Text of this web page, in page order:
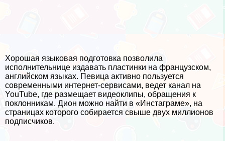
Хорошая языковая подготовка позволила
исполнительнице издавать пластинки на французском,
английском языках. Певица активно пользуется
современными интернет-сервисами, ведет канал на
YouTube, где размещает видеоклипы, обращения к
поклонникам. Дион можно найти в «Инстаграме», на
страницах которого собирается свыше двух миллионов
подписчиков.